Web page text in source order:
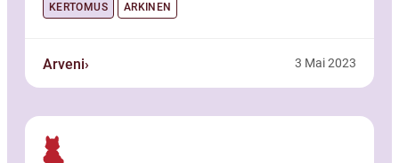
KERTOMUS ARKINEN
Arveni 3 Mai 2023